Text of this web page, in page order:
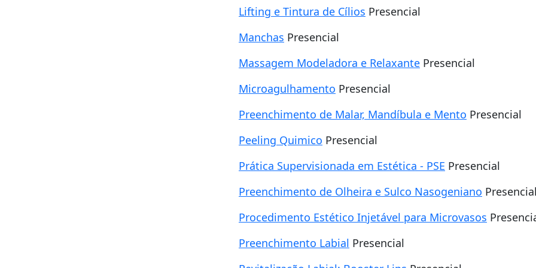
Lifting e Tintura de Cílios Presencial
Manchas Presencial
Massagem Modeladora e Relaxante Presencial
Microagulhamento Presencial
Preenchimento de Malar, Mandíbula e Mento Presencial
Peeling Quimico Presencial
Prática Supervisionada em Estética - PSE Presencial
Preenchimento de Olheira e Sulco Nasogeniano
Procedimento Estético Injetável para Microvasos
Preenchimento Labial Presencial